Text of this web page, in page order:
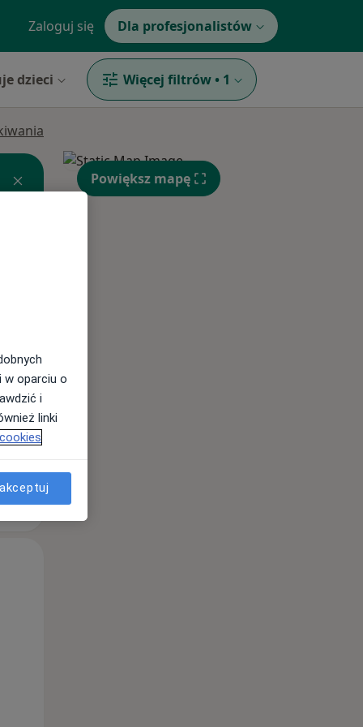
Zaloguj się Dla profesjonalistów
dzieci Więcej filtrów • 1
Powiększ mapę
w oparciu o
i
linki